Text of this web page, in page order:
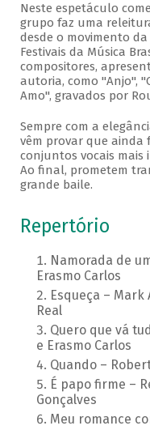
Neste espetáculo
grupo faz uma
desde o movimento
Festivais da Música
compositores,
autoria, como "Anjo",
Amo", gravados por
Sempre com a
vêm provar que ainda
conjuntos vocais mais
Ao final, prometem
grande baile.
Repertório
Namorada de
Erasmo Carlos
Esqueça –
Real
Quero que vá
e Erasmo Carlos
Quando –
É papo firme –
Gonçalves
Meu romance